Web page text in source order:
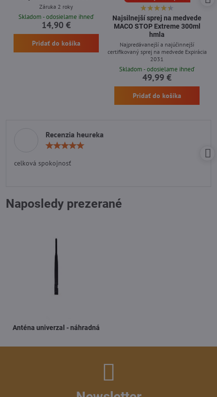
Záruka 2 roky
Skladom - odosielame ihneď
14,90 €
Pridať do košíka
Najsilnejší sprej na medvede
MACO STOP Extreme 300ml
hmla
Najpredávanejší a najúčinnejší
certifikovaný sprej na medvede Expirácia
2031
Skladom - odosielame ihneď
49,99 €
Pridať do košíka
Recenzia heureka
celková spokojnosť
Naposledy prezerané
Anténa univerzal - náhradná